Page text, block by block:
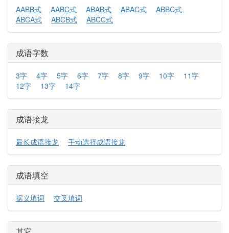
AABB式 AABC式 ABAB式 ABAC式
ABBC式
ABCA式
ABCB式 ABCC式
成语字数
3字 4字 5字 6字 7字 8字 9字 10字
11字
12字
13字 14字
成语接龙
最长成语接龙 手动选择成语接龙
成语填空
据义填词 交叉填词